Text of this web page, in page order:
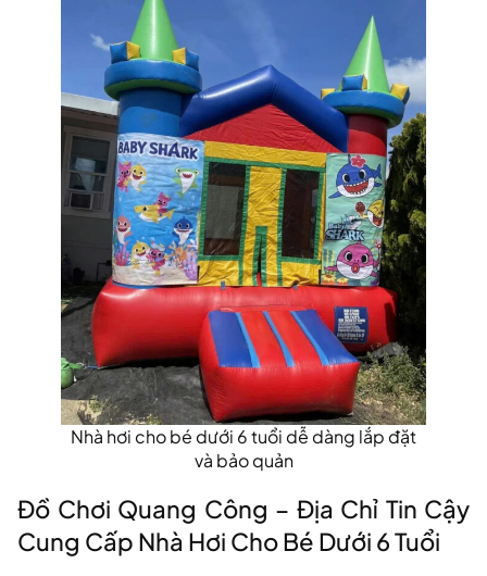
Nhà hơi cho bé dưới 6 tuổi dễ dàng lắp đặt
và bảo quản
Đồ Chơi Quang Công – Địa Chỉ Tin Cậy
Cung Cấp Nhà Hơi Cho Bé Dưới 6 Tuổi